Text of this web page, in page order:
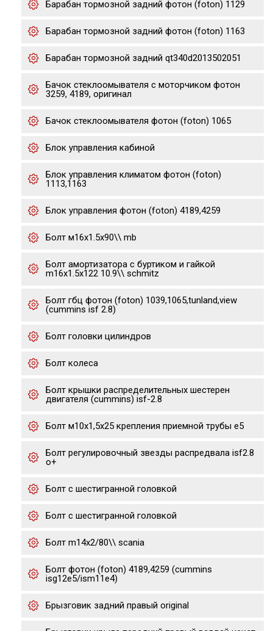
Барабан тормозной задний фотон (foton) 1129
Барабан тормозной задний фотон (foton) 1163
Барабан тормозной задний qt340d2013502051
Бачок стеклоомывателя с моторчиком фотон
3259, 4189, оригинал
Бачок стеклоомывателя фотон (foton) 1065
Блок управления кабиной
Блок управления климатом фотон (foton)
1113,1163
Блок управления фотон (foton) 4189,4259
Болт м16х1.5х90\\ mb
Болт амортизатора с буртиком и гайкой
m16x1.5x122 10.9\\ sсhmitz
Болт гбц фотон (foton) 1039,1065,tunland,view
(cummins isf 2.8)
Болт головки цилиндров
Болт колеса
Болт крышки распределительных шестерен
двигателя (cummins) isf-2.8
Болт м10х1,5х25 крепления приемной трубы е5
Болт регулировочный звезды распредвала isf2.8
o+
Болт с шестигранной головкой
Болт с шестигранной головкой
Болт m14x2/80\\ scania
Болт фотон (foton) 4189,4259 (cummins
isg12e5/ism11e4)
Брызговик задний правый original